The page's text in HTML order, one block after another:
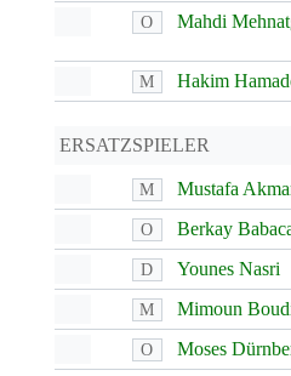
O Mahdi
M Hakim
ERSATZSPIELER
M Mustafa
O Berkay
D Younes Nasri
M Mimoun
O Moses